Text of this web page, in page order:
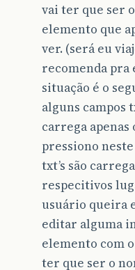
vai ter que ser
elemento que
ver. (será eu
recomenda pra
situação é o
alguns campos
carrega apenas
pressiono
txt’s são
respecitivos
usuário queira
editar alguma
elemento com
ter que ser o